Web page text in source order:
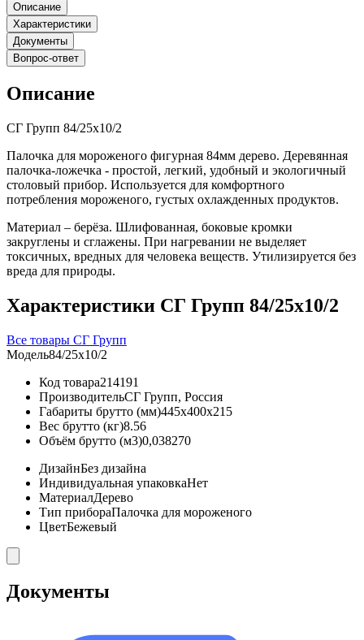
Описание
Характеристики
Документы
Вопрос-ответ
Описание
СГ Групп 84/25х10/2
Палочка для мороженого фигурная 84мм дерево. Деревянная
палочка-ложечка - простой, легкий, удобный и экологичный
столовый прибор. Используется для комфортного
потребления мороженого, густых охлажденных продуктов.
Материал – берёза. Шлифованная, боковые кромки
закруглены и сглажены. При нагревании не выделяет
токсичных, вредных для человека веществ. Утилизируется без
вреда для природы.
Характеристики СГ Групп 84/25х10/2
Все товары СГ Групп
Модель84/25х10/2
Код товара214191
ПроизводительСГ Групп, Россия
Габариты брутто (мм)445x400x215
Вес брутто (кг)8.56
Объём брутто (м3)0,038270
ДизайнБез дизайна
Индивидуальная упаковкаНет
МатериалДерево
Тип прибораПалочка для мороженого
ЦветБежевый
Документы